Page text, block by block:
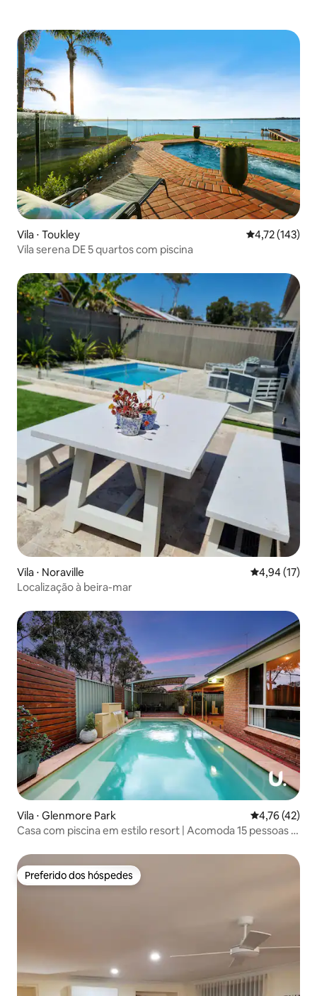
Vila ⋅ Toukley 4,72 de uma
4,72 (143)
Vila serena DE 5 quartos com piscina
Vila ⋅ Noraville 4,94 de uma
4,94 (17)
Localização à beira-mar
Vila ⋅ Glenmore Park 4,76 de uma
4,76 (42)
Casa com piscina em estilo resort | Acomoda 15 pessoas |
Preferido dos hóspedes
Preferido dos hóspedes